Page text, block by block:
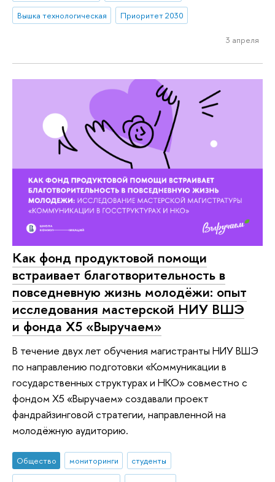
Вышка технологическая
Приоритет 2030
3 апреля
Как фонд продуктовой помощи
встраивает благотворительность в
повседневную жизнь молодёжи: опыт
исследования мастерской НИУ ВШЭ
и фонда X5 «Выручаем»
В течение двух лет обучения магистранты НИУ ВШЭ
по направлению подготовки «Коммуникации в
государственных структурах и НКО» совместно с
фондом X5 «Выручаем» создавали проект
фандрайзинговой стратегии, направленной на
молодёжную аудиторию.
Общество мониторинги
студенты